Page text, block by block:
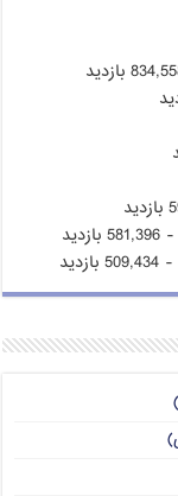
- 581,396 بازدید
- 509,434 بازدید